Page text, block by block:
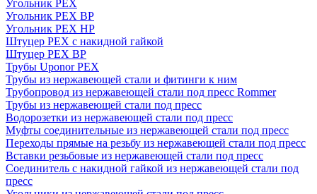
Угольник PEX
Угольник PEX ВР
Угольник PEX НР
Штуцер PEX c накидной гайкой
Штуцер PEX ВР
Трубы Uponor PEX
Трубы из нержавеющей стали и фитинги к ним
Трубопровод из нержавеющей стали под пресс Rommer
Трубы из нержавеющей стали под пресс
Водорозетки из нержавеющей стали под пресс
Муфты соединительные из нержавеющей стали под пресс
Переходы прямые на резьбу из нержавеющей стали под пресс
Вставки резьбовые из нержавеющей стали под пресс
Соединитель с накидной гайкой из нержавеющей стали под
пресс